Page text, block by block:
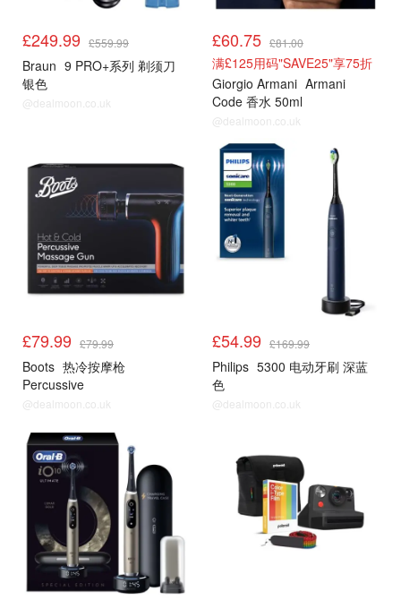
£249.99 £559.99
Braun 9 PRO+系列 剃须刀
银色
@dealmoon.co.uk
£60.75 £81.00
满£125用码"SAVE25"享75折
Giorgio Armani Armani
Code 香水 50ml
@dealmoon.co.uk
£79.99 £79.99
Boots 热冷按摩枪
Percussive
@dealmoon.co.uk
£54.99 £169.99
Philips 5300 电动牙刷 深蓝
色
@dealmoon.co.uk